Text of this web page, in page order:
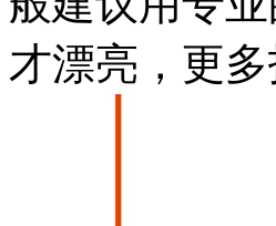
才漂亮，更